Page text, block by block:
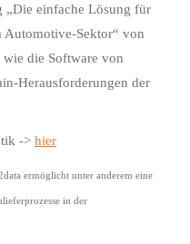
„Die einfache Lösung für
Automotive-Sektor“ von
die Software von
Herausforderungen der
-> hier
ermöglicht unter anderem eine
in der